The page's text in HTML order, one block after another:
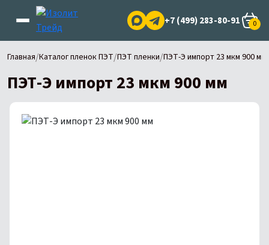
+7 (499) 283-80-91 0
Главная/Каталог пленок ПЭТ/ПЭТ пленки/ПЭТ-Э импорт 23 мкм 900 мм
ПЭТ-Э импорт 23 мкм 900 мм